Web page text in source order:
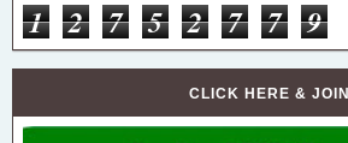
1 2 7 5 2 7 7 9
CLICK HERE & JOIN